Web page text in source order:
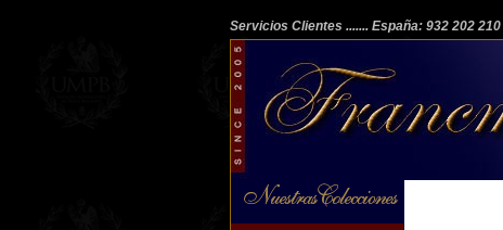
Servicios Clientes ....... España: 932 202 210